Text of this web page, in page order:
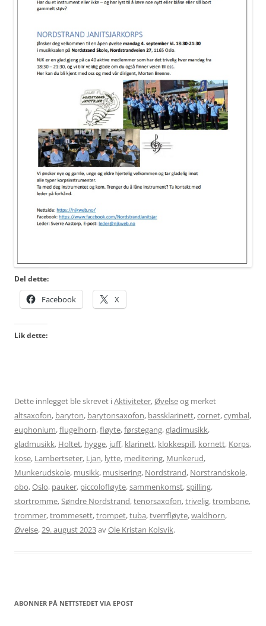
Del dette:
Facebook X
Lik dette:
Dette innlegget ble skrevet iAktiviteter,Øvelseog merket
altsaxofon, baryton, barytonsaxofon, bassklarinett,cornet,cymbal,
euphonium,flugelhorn,fløyte,førstegang,gladimusikk,
gladmusikk, Holtet, hygge, juff, klarinett, klokkespill, kornett, Korps,
kose, Lambertseter, Ljan, lytte, meditering, Munkerud,
Munkerudskole, musikk, musisering, Nordstrand, Norstrandskole,
obo,Oslo, pauker, piccolofløyte,sammenkomst,spilling,
stortromme,Søndre Nordstrand,tenorsaxofon,trivelig,trombone,
trommer,trommesett,trompet,tuba,tverrfløyte,waldhorn,
Øvelse,29. august 2023avOle Kristan Kolsvik.
ABONNER PÅ NETTSTEDET VIA EPOST